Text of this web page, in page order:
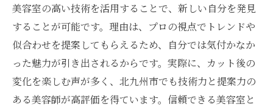
美容室の高い技術を活用することで、新しい自分を発見
することが可能です。理由は、プロの視点でトレンドや
似合わせを提案してもらえるため、自分では気付かなか
った魅力が引き出されるからです。実際に、カット後の
変化を楽しむ声が多く、北九州市でも技術力と提案力の
ある美容師が高評価を得ています。信頼できる美容室と